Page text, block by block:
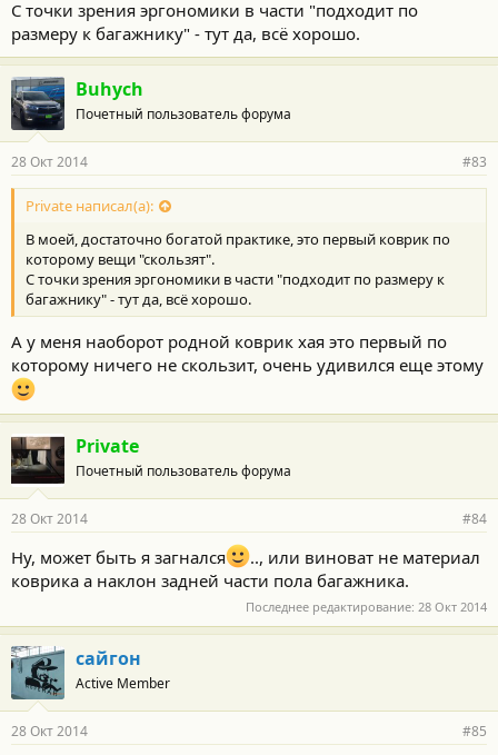
С точки зрения эргономики в части "подходит по
размеру к багажнику" - тут да, всё хорошо.
Buhych
Почетный пользователь форума
28 Окт 2014 #83
Private написал(а):
В моей, достаточно богатой практике, это первый коврик по
которому вещи "скользят".
С точки зрения эргономики в части "подходит по размеру к
багажнику" - тут да, всё хорошо.
А у меня наоборот родной коврик хая это первый по
которому ничего не скользит, очень удивился еще этому
Private
Почетный пользователь форума
28 Окт 2014 #84
Ну, может быть я загнался
.., или виноват не материал
коврика а наклон задней части пола багажника.
Последнее редактирование: 28 Окт 2014
сайгон
Active Member
28 Окт 2014 #85